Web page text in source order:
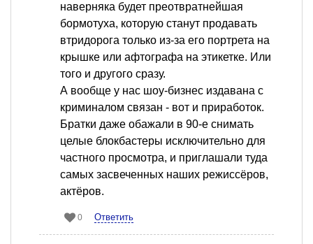
наверняка будет преотвратнейшая
бормотуха, которую станут продавать
втридорога только из-за его портрета на
крышке или афтографа на этикетке. Или
того и другого сразу.
А вообще у нас шоу-бизнес издавана с
криминалом связан - вот и приработок.
Братки даже обажали в 90-е снимать
целые блокбастеры исключительно для
частного просмотра, и приглашали туда
самых засвеченных наших режиссёров,
актёров.
0 Ответить